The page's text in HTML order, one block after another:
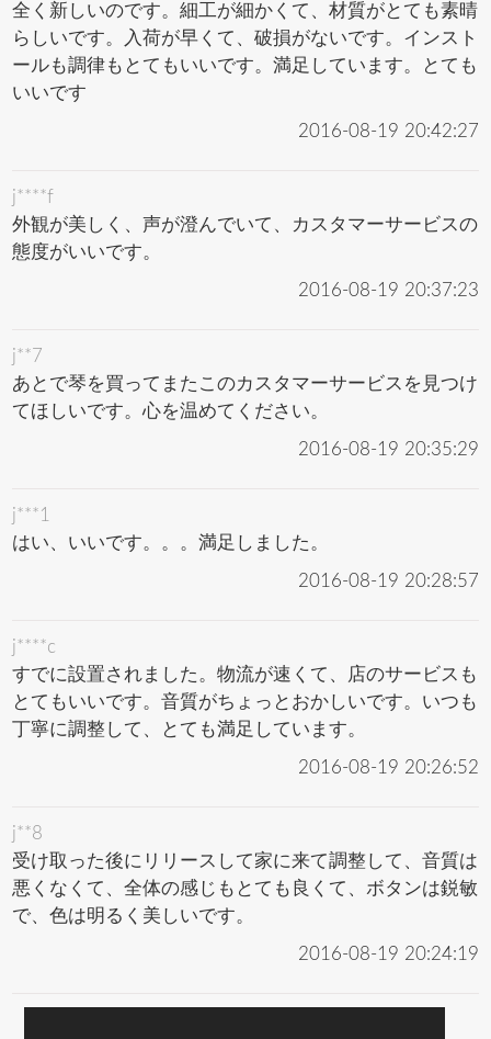
全く新しいのです。細工が細かくて、材質がとても素晴
らしいです。入荷が早くて、破損がないです。インスト
ールも調律もとてもいいです。満足しています。とても
いいです
2016-08-19 20:42:27
j****f
外観が美しく、声が澄んでいて、カスタマーサービスの
態度がいいです。
2016-08-19 20:37:23
j**7
あとで琴を買ってまたこのカスタマーサービスを見つけ
てほしいです。心を温めてください。
2016-08-19 20:35:29
j***1
はい、いいです。。。満足しました。
2016-08-19 20:28:57
j****c
すでに設置されました。物流が速くて、店のサービスも
とてもいいです。音質がちょっとおかしいです。いつも
丁寧に調整して、とても満足しています。
2016-08-19 20:26:52
j**8
受け取った後にリリースして家に来て調整して、音質は
悪くなくて、全体の感じもとても良くて、ボタンは鋭敏
で、色は明るく美しいです。
2016-08-19 20:24:19